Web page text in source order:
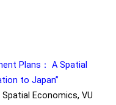
Plans： A Spatial
to Japan”
Economics, VU